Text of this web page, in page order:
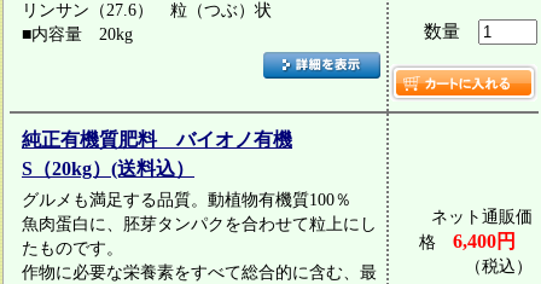
リンサン（27.6） 粒（つぶ）状
■内容量 20kg
数量
純正有機質肥料 バイオノ有機
S（20kg）(送料込）
グルメも満足する品質。動植物有機質100％
魚肉蛋白に、胚芽タンパクを合わせて粒上にし
たものです。
作物に必要な栄養素をすべて総合的に含む、最
ネット通販価
格 6,400円
（税込）